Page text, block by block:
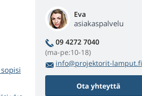
Eva
asiakaspalvelu
09 4272 7040
(ma-pe:10-18)
info@projektorit-lamput.fi
Ota yhteyttä